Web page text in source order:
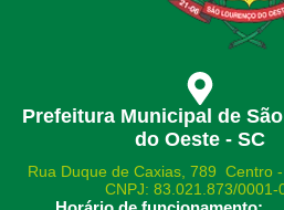
Prefeitura Municipal de
do Oeste - SC
Rua Duque de Caxias, 789 Centro
CNPJ: 83.021.873/0001-